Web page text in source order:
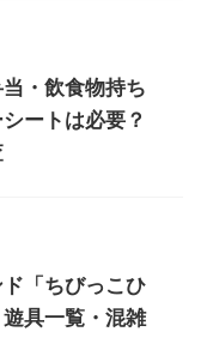
・飲食物持ち
ートは必要？
「ちびっこひ
具一覧・混雑